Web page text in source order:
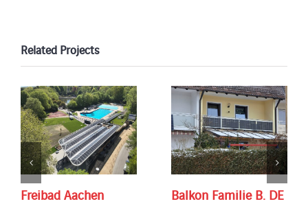
Related Projects
Freibad Aachen Balkon Familie B. DE